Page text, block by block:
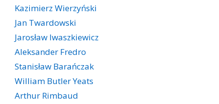
Kazimierz Wierzyński
Jan Twardowski
Jarosław Iwaszkiewicz
Aleksander Fredro
Stanisław Barańczak
William Butler Yeats
Arthur Rimbaud